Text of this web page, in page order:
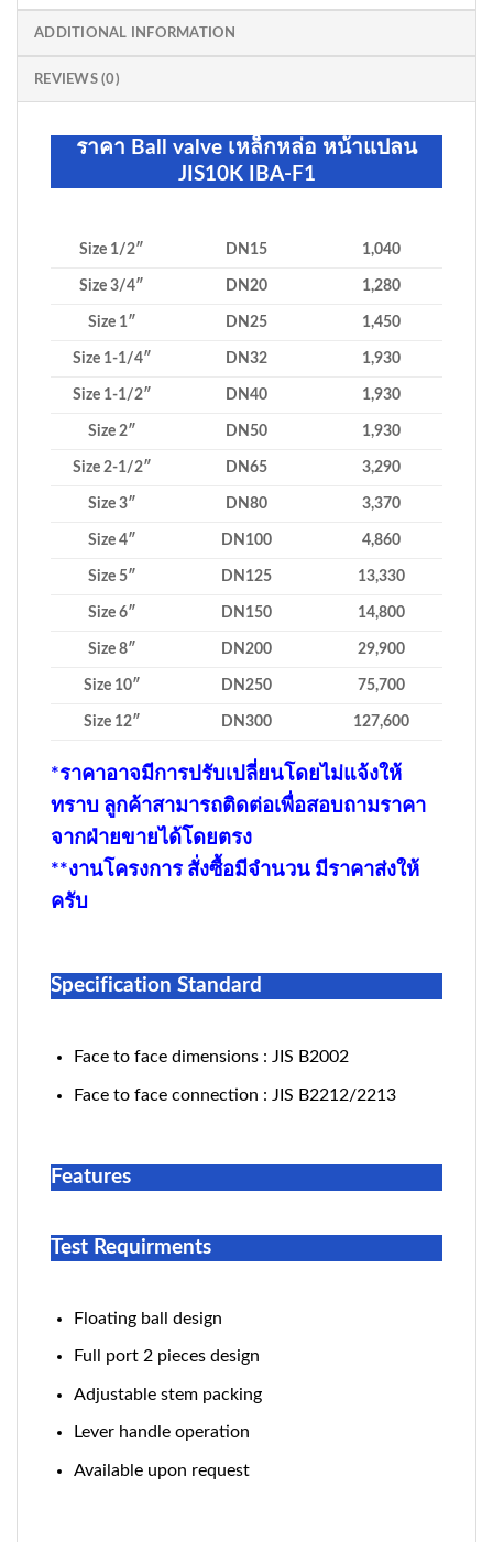
ADDITIONAL INFORMATION
REVIEWS (0)
ราคา Ball valve เหล็กหล่อ หน้าแปลน
JIS10K IBA-F1
Size 1/2″ DN15 1,040
Size 3/4″ DN20 1,280
Size 1″ DN25 1,450
Size 1-1/4″ DN32 1,930
Size 1-1/2″ DN40 1,930
Size 2″ DN50 1,930
Size 2-1/2″ DN65 3,290
Size 3″ DN80 3,370
Size 4″ DN100 4,860
Size 5″ DN125 13,330
Size 6″ DN150 14,800
Size 8″ DN200 29,900
Size 10″ DN250 75,700
Size 12″ DN300 127,600
*ราคาอาจมีการปรับเปลี่ยนโดยไม่แจ้งให้
ทราบ ลูกค้าสามารถติดต่อเพื่อสอบถามราคา
จากฝ่ายขายได้โดยตรง
**งานโครงการ สั่งซื้อมีจำนวน มีราคาส่งให้
ครับ
Specification Standard
Face to face dimensions : JIS B2002
Face to face connection : JIS B2212/2213
Features
Test Requirments
Floating ball design
Full port 2 pieces design
Adjustable stem packing
Lever handle operation
Available upon request